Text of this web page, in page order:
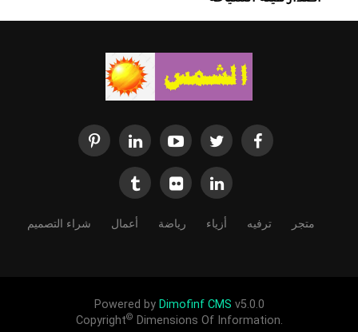
متجر ترفيه أزياء رياضة أعمال شراء التصميم
Powered by Dimofinf CMS v5.0.0
Copyright© Dimensions Of Information.